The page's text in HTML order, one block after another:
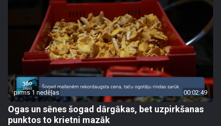
pirms 1 nedēļas 00:02:49
Ogas un sēnes šogad dārgākas, bet uzpirkšanas
punktos to krietni mazāk